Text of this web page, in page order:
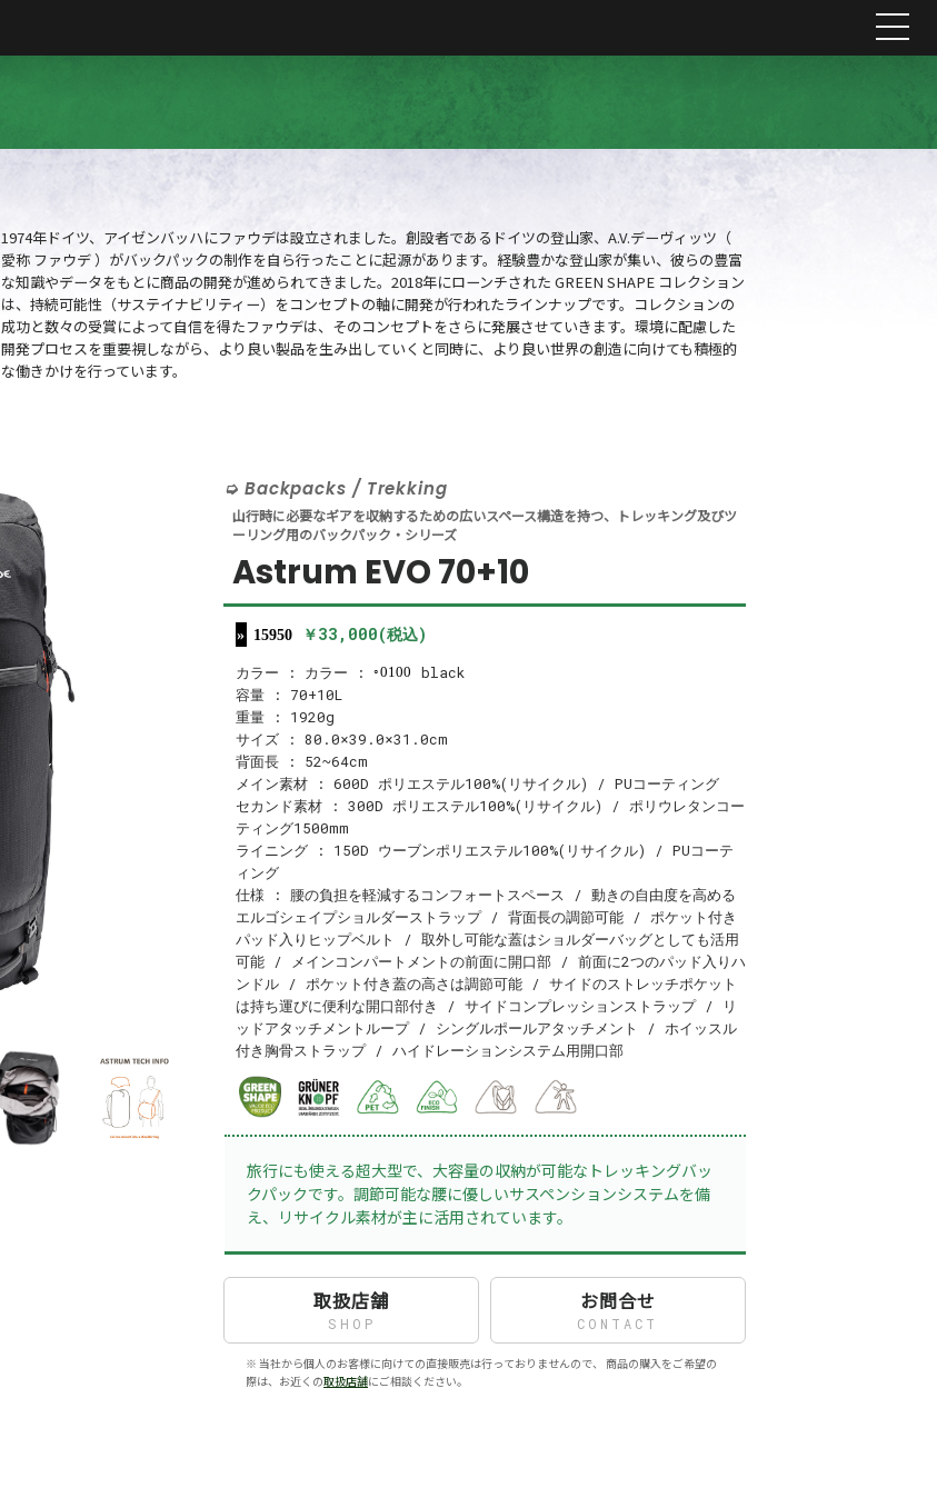
1974年ドイツ、アイゼンバッハにファウデは設立されました。創設者であるドイツの登山家、A.V.デーヴィッツ（
愛称 ファウデ ）がバックパックの制作を自ら行ったことに起源があります。経験豊かな登山家が集い、彼らの豊富
な知識やデータをもとに商品の開発が進められてきました。2018年にローンチされた GREEN SHAPE コレクション
は、持続可能性（サステイナビリティー）をコンセプトの軸に開発が行われたラインナップです。コレクションの
成功と数々の受賞によって自信を得たファウデは、そのコンセプトをさらに発展させていきます。環境に配慮した
開発プロセスを重要視しながら、より良い製品を生み出していくと同時に、より良い世界の創造に向けても積極的
な働きかけを行っています。
Backpacks / Trekking
山行時に必要なギアを収納するための広いスペース構造を持つ、トレッキング及びツ
ーリング用のバックパック・シリーズ
Astrum EVO 70+10
15950 ￥33,000(税込)
カラー : カラー : 0100
black
容量 : 70+10L
重量 : 1920g
サイズ : 80.0×39.0×31.0cm
背面長 : 52~64cm
メイン素材 : 600D ポリエステル100%(リサイクル) / PUコーティング
セカンド素材 : 300D ポリエステル100%(リサイクル) / ポリウレタンコー
ティング1500mm
ライニング : 150D ウーブンポリエステル100%(リサイクル) / PUコーテ
ィング
仕様 : 腰の負担を軽減するコンフォートスペース / 動きの自由度を高める
エルゴシェイプショルダーストラップ / 背面長の調節可能 / ポケット付き
パッド入りヒップベルト / 取外し可能な蓋はショルダーバッグとしても活用
可能 / メインコンパートメントの前面に開口部 / 前面に2つのパッド入りハ
ンドル / ポケット付き蓋の高さは調節可能 / サイドのストレッチポケット
は持ち運びに便利な開口部付き / サイドコンプレッションストラップ / リ
ッドアタッチメントループ / シングルポールアタッチメント / ホイッスル
付き胸骨ストラップ / ハイドレーションシステム用開口部
旅行にも使える超大型で、大容量の収納が可能なトレッキングバッ
クパックです。調節可能な腰に優しいサスペンションシステムを備
え、リサイクル素材が主に活用されています。
取扱店舗
SHOP
お問合せ
CONTACT
※ 当社から個人のお客様に向けての直接販売は行っておりませんので、 商品の購入をご希望の
際は、お近くの取扱店舗にご相談ください。